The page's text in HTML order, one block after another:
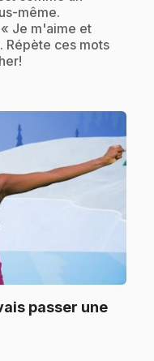
même.
Je m'aime et
Répète ces mots
passer une